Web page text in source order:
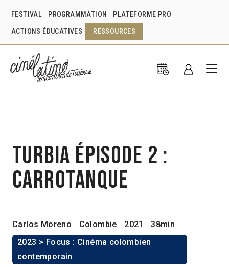
FESTIVAL PROGRAMMATION PLATEFORME PRO
ACTIONS ÉDUCATIVES RESSOURCES
Turbia épisode 2 :
Carrotanque
Carlos Moreno Colombie 2021
38min
2023 > Focus : Cinéma colombien
contemporain